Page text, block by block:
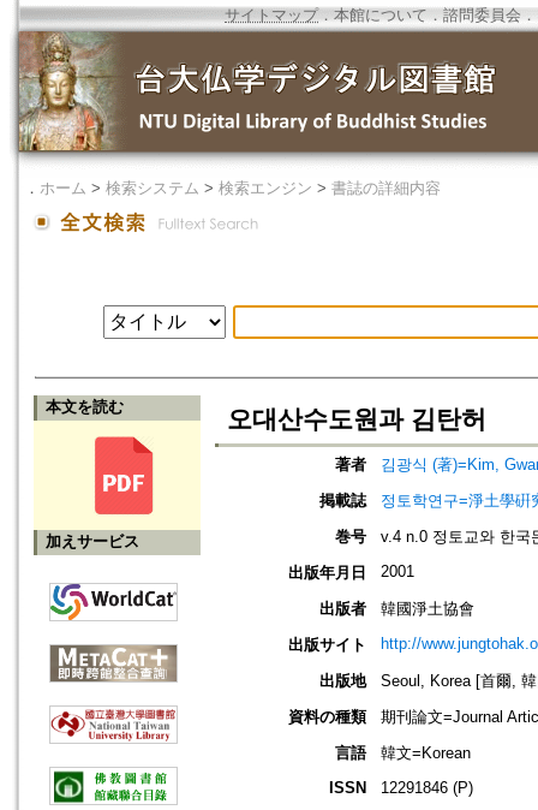
サイトマップ．本館について ． 諮問委員会 ．
． ホーム > 検索システム > 検索エンジン > 書誌の詳細内容
本文を読む
加えサービス
오대산수도원과 김탄허
著者
김광식 (著)=Kim,
掲載誌
정토학연구=淨土學硏
巻号
v.4 n.0 정토교와 한국
出版年月日
2001
出版者
韓國淨土協會
出版サイト
http://
出版地
Seoul, Korea [首爾,
資料の種類
期刊論文=Journal
言語
韓文=Korean
ISSN
12291846 (P)